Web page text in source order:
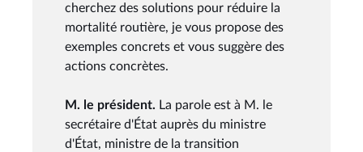
cherchez des solutions pour réduire la
mortalité routière, je vous propose des
exemples concrets et vous suggère des
actions concrètes.
M. le président. La parole est à M. le
secrétaire d'État auprès du ministre
d'État, ministre de la transition